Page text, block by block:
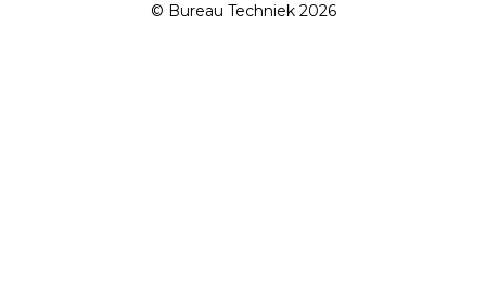
© Bureau Techniek 2026